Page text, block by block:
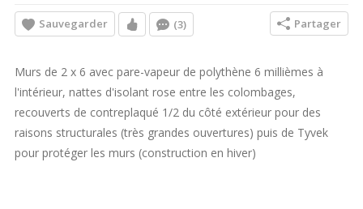
Sauvegarder (3) Partager
Murs de 2 x 6 avec pare-vapeur de polythène 6 millièmes à
l'intérieur, nattes d'isolant rose entre les colombages,
recouverts de contreplaqué 1/2 du côté extérieur pour des
raisons structurales (très grandes ouvertures) puis de Tyvek
pour protéger les murs (construction en hiver)